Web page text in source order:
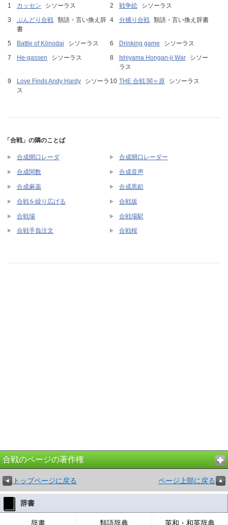
カッセン シソーラス 戦争絵
シソーラス
ぶんどり合戦 類語・言い換え辞
書
分捕り合戦 類語・言い換え辞書
Battle of Kōnodai シソーラス Drinking game
シソーラス
He-gassen
シソーラス Ishiyama Hongan-ji War
シソー
ラス
Love Finds Andy Hardy
シソーラ
ス
THE 合戦 関ヶ原 シソーラス
「合戦」の隣のことば
合成開口レーダ 合成開口レーダー
合成関数 合成音声
合成麻薬 合成黒鉛
合戦を繰り広げる 合戦坂
合戦場 合戦場駅
合戦手負注文 合戦桜
合戦のページの著作権
トップページに戻る ページ上部に戻る
辞書
辞書 類語辞典 英和・和英辞典